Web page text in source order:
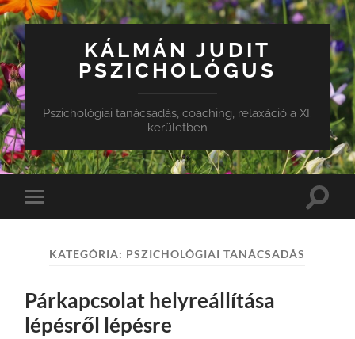
KÁLMÁN JUDIT
PSZICHOLÓGUS
Pszichológiai tanácsadás, coaching, relaxáció a XI.
kerületben
Toggle
mobile
Toggle
KATEGÓRIA: PSZICHOLÓGIAI TANÁCSADÁS
Párkapcsolat helyreállítása
lépésről lépésre